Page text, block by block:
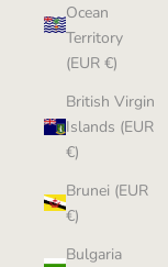
Ocean
Territory
(EUR €)
British Virgin
Islands (EUR
€)
Brunei (EUR
€)
Bulgaria